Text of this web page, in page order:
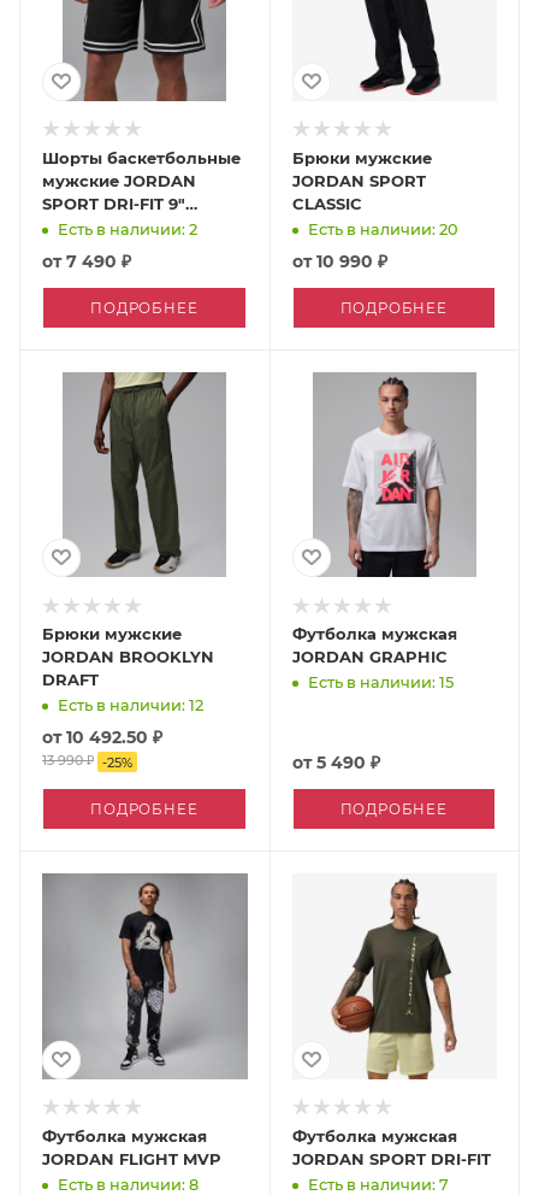
Шорты баскетбольные
мужские JORDAN
SPORT DRI-FIT 9"
DIAMOND
Есть в наличии: 2
от7 490 ₽
ПОДРОБНЕЕ
Брюки мужские
JORDAN SPORT
CLASSIC
Есть в наличии: 20
от10 990 ₽
ПОДРОБНЕЕ
Брюки мужские
JORDAN BROOKLYN
DRAFT
Есть в наличии: 12
от10 492.50 ₽
13 990 ₽ -25%
ПОДРОБНЕЕ
Футболка мужская
JORDAN GRAPHIC
Есть в наличии: 15
от5 490 ₽
ПОДРОБНЕЕ
Футболка мужская
JORDAN FLIGHT MVP
Есть в наличии: 8
Футболка мужская
JORDAN SPORT DRI-FIT
Есть в наличии: 7